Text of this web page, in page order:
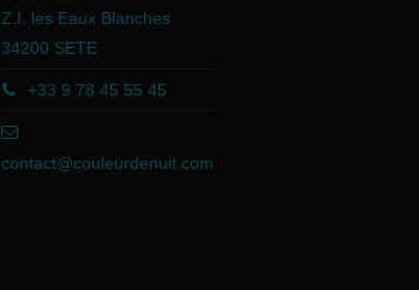
Z.I. les Eaux Blanches
34200 SETE
+33 9 78 45 55 45
contact@couleurdenuit.com